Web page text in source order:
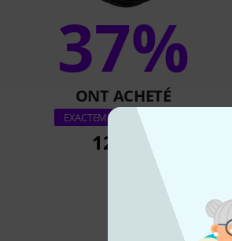
37%
ONT ACHETÉ
EXACTEMENT CE PRODUIT
12,80 €